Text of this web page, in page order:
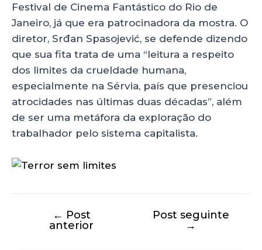
Festival de Cinema Fantástico do Rio de
Janeiro, já que era patrocinadora da mostra. O
diretor, Srđan Spasojević, se defende dizendo
que sua fita trata de uma “leitura a respeito
dos limites da crueldade humana,
especialmente na Sérvia, país que presenciou
atrocidades nas últimas duas décadas”, além
de ser uma metáfora da exploração do
trabalhador pelo sistema capitalista.
← Post
anterior
Post seguinte
→